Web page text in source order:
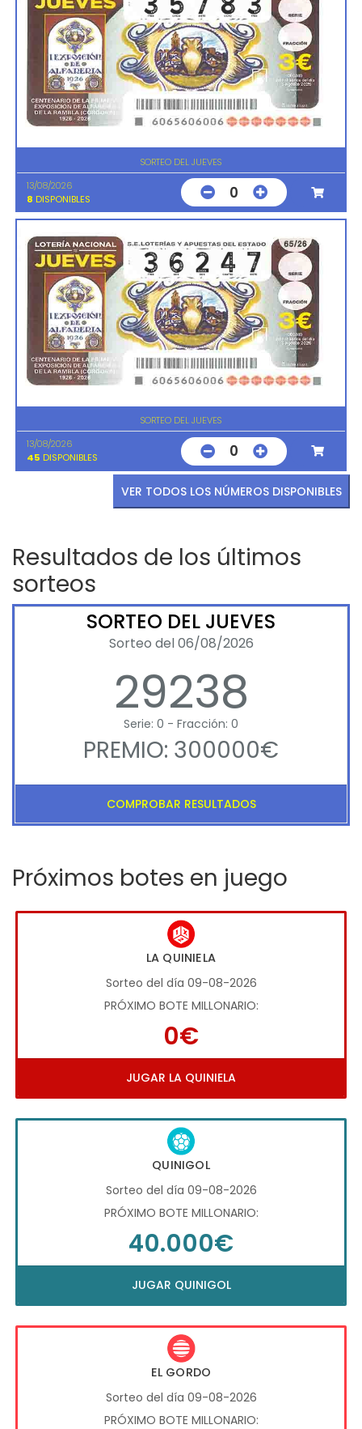
SORTEO DEL JUEVES
13/08/2026
8 DISPONIBLES 0
SORTEO DEL JUEVES
13/08/2026
45 DISPONIBLES 0
VER TODOS LOS NÚMEROS DISPONIBLES
Resultados de los últimos
sorteos
SORTEO DEL JUEVES
Sorteo del 06/08/2026
29238
Serie: 0 - Fracción: 0
PREMIO: 300000€
COMPROBAR RESULTADOS
Próximos botes en juego
LA QUINIELA
Sorteo del día 09-08-2026
PRÓXIMO BOTE MILLONARIO:
0€
JUGAR LA QUINIELA
QUINIGOL
Sorteo del día 09-08-2026
PRÓXIMO BOTE MILLONARIO:
40.000€
JUGAR QUINIGOL
EL GORDO
Sorteo del día 09-08-2026
PRÓXIMO BOTE MILLONARIO: